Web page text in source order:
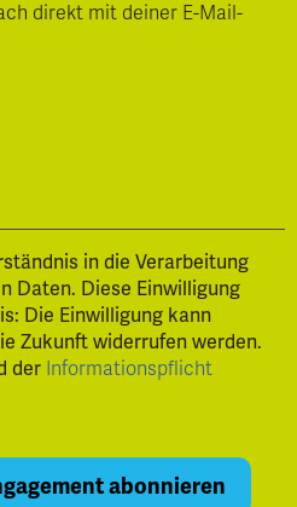
direkt mit deiner E-Mail-
in die Verarbeitung
Daten. Diese Einwilligung
Die Einwilligung kann
Zukunft widerrufen werden.
der Informationspflicht